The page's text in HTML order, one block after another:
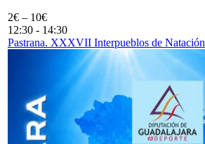
2€ – 10€
12:30 - 14:30
Pastrana. XXXVII Interpueblos de Natación